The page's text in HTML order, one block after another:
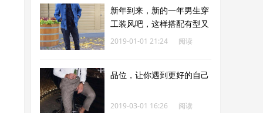
新年到来，新的一年男生穿
工装风吧，这样搭配有型又
保暖帅气
2019-01-01 21:24
阅读
品位，让你遇到更好的自己
2019-03-01 16:26
阅读